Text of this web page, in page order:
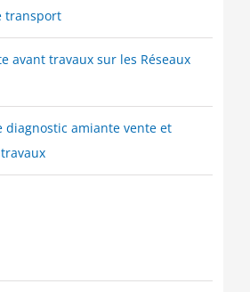
transport
avant travaux sur les Réseaux
diagnostic amiante vente et